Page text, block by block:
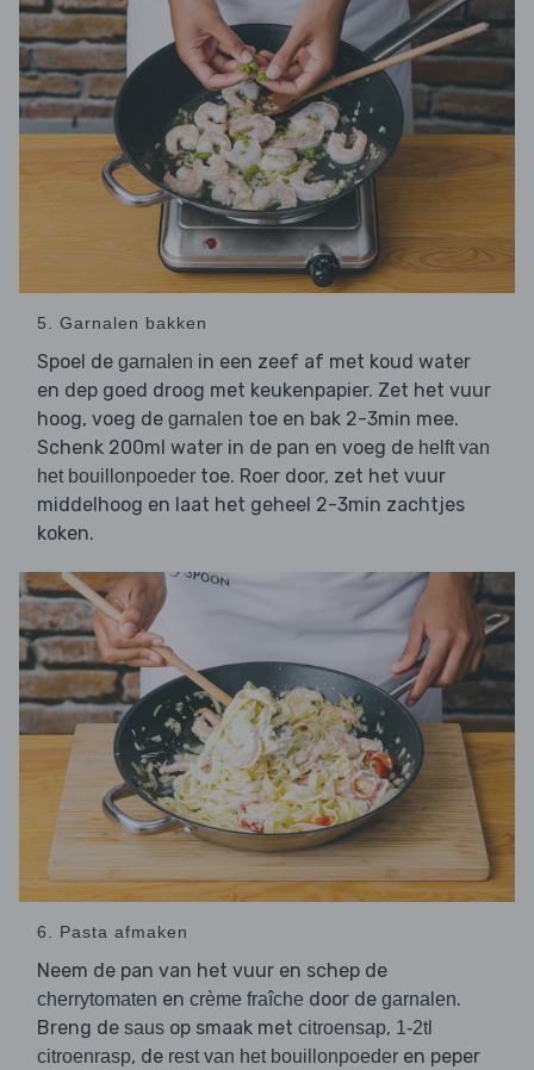
5. Garnalen bakken
Spoel de garnalen in een zeef af met koud water
en dep goed droog met keukenpapier. Zet het vuur
hoog, voeg de garnalen toe en bak 2-3min mee.
Schenk 200ml water in de pan en voeg de helft van
het bouillonpoeder toe. Roer door, zet het vuur
middelhoog en laat het geheel 2-3min zachtjes
koken.
6. Pasta afmaken
Neem de pan van het vuur en schep de
cherrytomaten en crème fraîche door de garnalen.
Breng de saus op smaak met citroensap, 1-2tl
citroenrasp, de rest van het bouillonpoeder en peper